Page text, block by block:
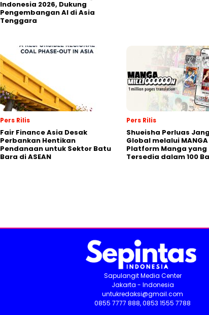
Indonesia 2026, Dukung
Pengembangan AI di Asia
Tenggara
Pers Rilis
Fair Finance Asia Desak
Perbankan Hentikan
Pendanaan untuk Sektor Batu
Bara di ASEAN
Pers Rilis
Shueisha Perluas
Global melalui MANGA
Platform Manga yang
Tersedia dalam 100
Sapulangit Media Center
Jakarta - Indonesia
untukredaksi@gmail.com
0855 7777 888, 0853 1555 7788